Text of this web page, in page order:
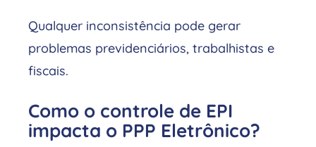
Qualquer inconsistência pode gerar
problemas previdenciários, trabalhistas e
fiscais.
Como o controle de EPI
impacta o PPP Eletrônico?